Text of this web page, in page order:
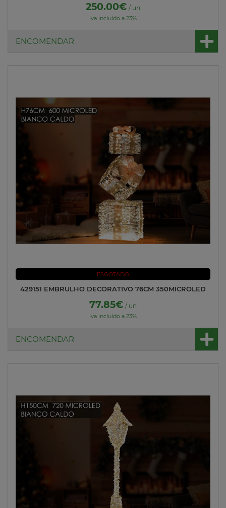
250.00€ / un
Iva incluído a 23%
ENCOMENDAR
ESGOTADO
429151 EMBRULHO DECORATIVO 76CM 350MICROLED
77.85€ / un
Iva incluído a 23%
ENCOMENDAR